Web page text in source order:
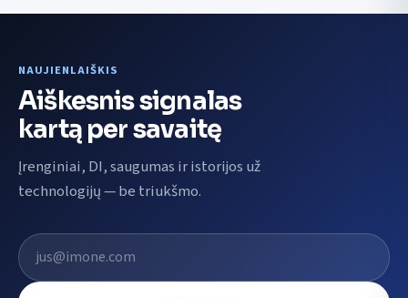
NAUJIENLAIŠKIS
Aiškesnis signalas
kartą per savaitę
Įrenginiai, DI, saugumas ir istorijos už
technologijų — be triukšmo.
El. pašto adresas